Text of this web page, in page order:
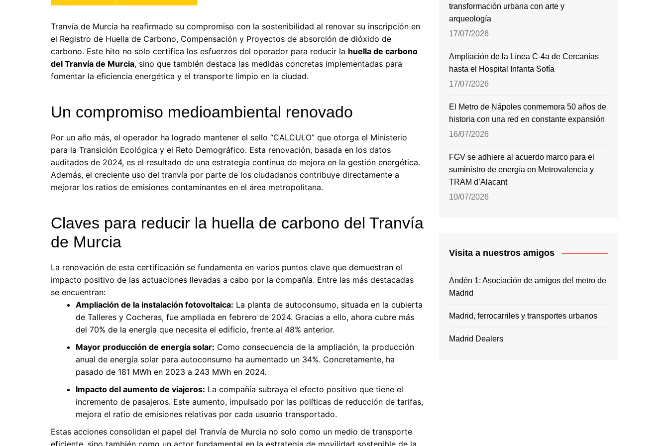
Tranvía de Murcia ha reafirmado su compromiso con la sostenibilidad al renovar su inscripción en
el Registro de Huella de Carbono, Compensación y Proyectos de absorción de dióxido de
carbono. Este hito no solo certifica los esfuerzos del operador para reducir la huella de carbono
del Tranvía de Murcia, sino que también destaca las medidas concretas implementadas para
fomentar la eficiencia energética y el transporte limpio en la ciudad.
Un compromiso medioambiental renovado
Por un año más, el operador ha logrado mantener el sello “CALCULO” que otorga el Ministerio
para la Transición Ecológica y el Reto Demográfico. Esta renovación, basada en los datos
auditados de 2024, es el resultado de una estrategia continua de mejora en la gestión energética.
Además, el creciente uso del tranvía por parte de los ciudadanos contribuye directamente a
mejorar los ratios de emisiones contaminantes en el área metropolitana.
Claves para reducir la huella de carbono del Tranvía
de Murcia
La renovación de esta certificación se fundamenta en varios puntos clave que demuestran el
impacto positivo de las actuaciones llevadas a cabo por la compañía. Entre las más destacadas
se encuentran:
Ampliación de la instalación fotovoltaica: La planta de autoconsumo, situada en la cubierta
de Talleres y Cocheras, fue ampliada en febrero de 2024. Gracias a ello, ahora cubre más
del 70% de la energía que necesita el edificio, frente al 48% anterior.
Mayor producción de energía solar: Como consecuencia de la ampliación, la producción
anual de energía solar para autoconsumo ha aumentado un 34%. Concretamente, ha
pasado de 181 MWh en 2023 a 243 MWh en 2024.
Impacto del aumento de viajeros: La compañía subraya el efecto positivo que tiene el
incremento de pasajeros. Este aumento, impulsado por las políticas de reducción de tarifas,
mejora el ratio de emisiones relativas por cada usuario transportado.
Estas acciones consolidan el papel del Tranvía de Murcia no solo como un medio de transporte
eficiente, sino también como un actor fundamental en la estrategia de movilidad sostenible de la
transformación urbana con arte y
arqueología
17/07/2026
Ampliación de la Línea C-4a de Cercanías
hasta el Hospital Infanta Sofía
17/07/2026
El Metro de Nápoles conmemora 50 años de
historia con una red en constante expansión
16/07/2026
FGV se adhiere al acuerdo marco para el
suministro de energía en Metrovalencia y
TRAM d’Alacant
10/07/2026
Visita a nuestros amigos
Andén 1: Asociación de amigos del metro de
Madrid
Madrid, ferrocarriles y transportes urbanos
Madrid Dealers